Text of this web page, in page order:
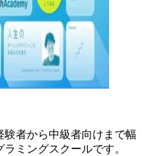
験者から中級者向けまで幅
ミングスクールです。